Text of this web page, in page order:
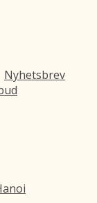
Nyhetsbrev